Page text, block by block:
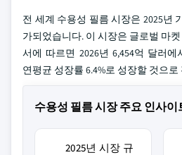
전 세계 수용성 필름 시장은 2025년
가되었습니다. 이 시장은 글로벌 마
서에 따르면 2026년 6,454억 달러에
연평균 성장률 6.4%로 성장할 것으
수용성 필름 시장 주요 인사이
2025년 시장 규